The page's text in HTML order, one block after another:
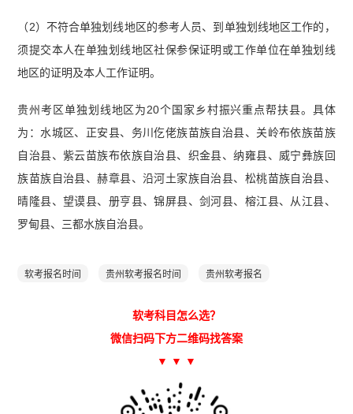
（2）不符合单独划线地区的参考人员、到单独划线地区工作的，
须提交本人在单独划线地区社保参保证明或工作单位在单独划线
地区的证明及本人工作证明。
贵州考区单独划线地区为20个国家乡村振兴重点帮扶县。具体
为：水城区、正安县、务川仡佬族苗族自治县、关岭布依族苗族
自治县、紫云苗族布依族自治县、织金县、纳雍县、威宁彝族回
族苗族自治县、赫章县、沿河土家族自治县、松桃苗族自治县、
晴隆县、望谟县、册亨县、锦屏县、剑河县、榕江县、从江县、
罗甸县、三都水族自治县。
软考报名时间 贵州软考报名时间 贵州软考报名
软考科目怎么选？
微信扫码下方二维码找答案
▼ ▼ ▼